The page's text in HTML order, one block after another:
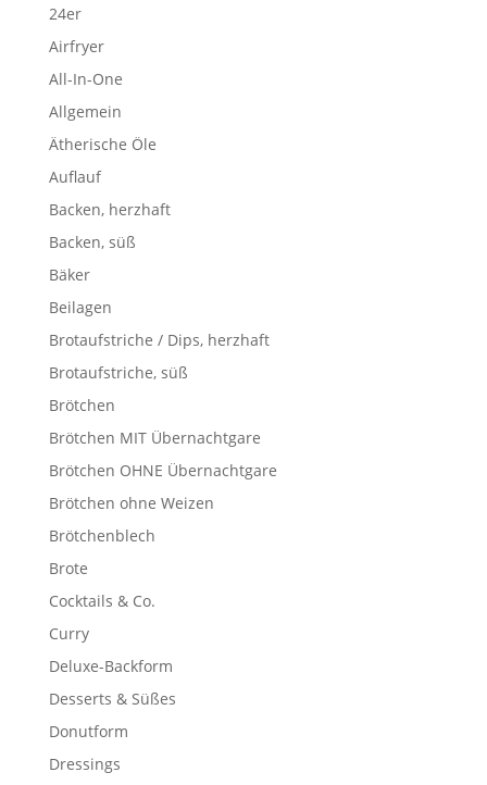
24er
Airfryer
All-In-One
Allgemein
Ätherische Öle
Auflauf
Backen, herzhaft
Backen, süß
Bäker
Beilagen
Brotaufstriche / Dips, herzhaft
Brotaufstriche, süß
Brötchen
Brötchen MIT Übernachtgare
Brötchen OHNE Übernachtgare
Brötchen ohne Weizen
Brötchenblech
Brote
Cocktails & Co.
Curry
Deluxe-Backform
Desserts & Süßes
Donutform
Dressings